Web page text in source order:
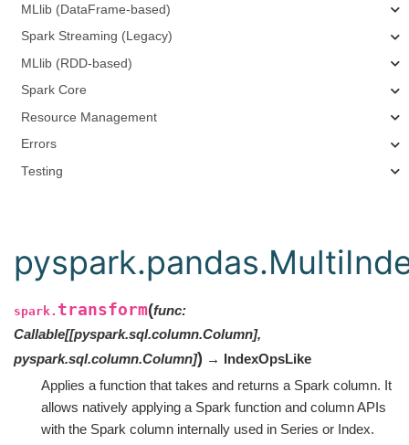
MLlib (DataFrame-based)
Spark Streaming (Legacy)
MLlib (RDD-based)
Spark Core
Resource Management
Errors
Testing
spark. transform(func:
Callable[[pyspark.sql.column.Column],
pyspark.sql.column.Column]) → IndexOpsLike
Applies a function that takes and returns a Spark column. It
allows natively applying a Spark function and column APIs
with the Spark column internally used in Series or Index.